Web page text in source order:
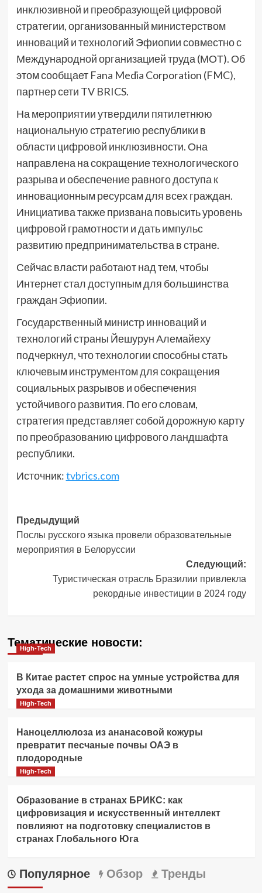
инклюзивной и преобразующей цифровой
стратегии, организованный министерством
инноваций и технологий Эфиопии совместно с
Международной организацией труда (МОТ). Об
этом сообщает Fana Media Corporation (FMC),
партнер сети TV BRICS.
На мероприятии утвердили пятилетнюю
национальную стратегию республики в
области цифровой инклюзивности. Она
направлена на сокращение технологического
разрыва и обеспечение равного доступа к
инновационным ресурсам для всех граждан.
Инициатива также призвана повысить уровень
цифровой грамотности и дать импульс
развитию предпринимательства в стране.
Сейчас власти работают над тем, чтобы
Интернет стал доступным для большинства
граждан Эфиопии.
Государственный министр инноваций и
технологий страны Йешурун Алемайеху
подчеркнул, что технологии способны стать
ключевым инструментом для сокращения
социальных разрывов и обеспечения
устойчивого развития. По его словам,
стратегия представляет собой дорожную карту
по преобразованию цифрового ландшафта
республики.
Источник:tvbrics.com
Навигация
записи
Предыдущий
Послы русского языка провели образовательные
мероприятия в Белоруссии
Следующий:
Туристическая отрасль Бразилии привлекла
рекордные инвестиции в 2024 году
Тематические новости:
High-Tech
В Китае растет спрос на умные устройства для
ухода за домашними животными
High-Tech
Наноцеллюлоза из ананасовой кожуры
превратит песчаные почвы ОАЭ в
плодородные
High-Tech
Образование в странах БРИКС: как
цифровизация и искусственный интеллект
повлияют на подготовку специалистов в
странах Глобального Юга
Популярное Обзор Тренды